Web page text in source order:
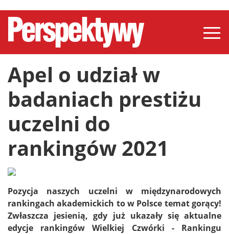
Apel o udział w
badaniach prestiżu
uczelni do
rankingów 2021
Pozycja naszych uczelni w międzynarodowych
rankingach akademickich to w Polsce temat gorący!
Zwłaszcza jesienią, gdy już ukazały się aktualne
edycje rankingów Wielkiej Czwórki - Rankingu